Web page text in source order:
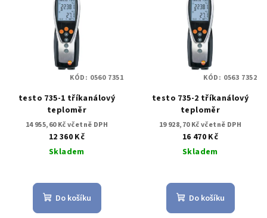
testo 735-1 tříkanálový
teploměr
14 955,60 Kč včetně DPH
12 360 Kč
Skladem
Do košíku
KÓD: 0560 7351
testo 735-2 tříkanálový
teploměr
19 928,70 Kč včetně DPH
16 470 Kč
Skladem
Do košíku
KÓD: 0563 7352